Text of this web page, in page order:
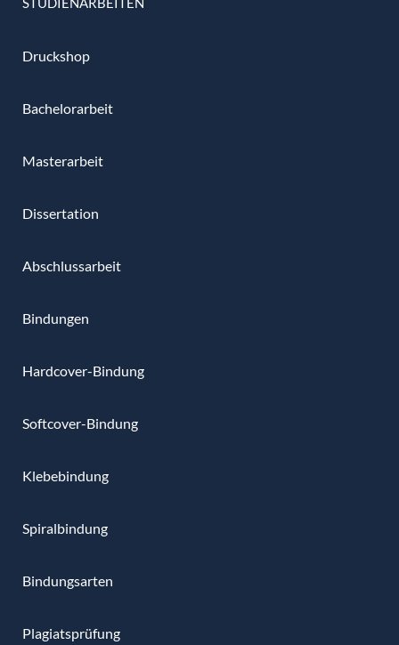
Druckshop
Bachelorarbeit
Masterarbeit
Dissertation
Abschlussarbeit
Bindungen
Hardcover-Bindung
Softcover-Bindung
Klebebindung
Spiralbindung
Bindungsarten
Plagiatsprüfung